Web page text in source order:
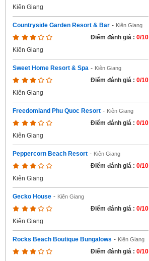
Kiên Giang
Countryside Garden Resort & Bar - Kiên Giang
Điểm đánh giá : 0/10
Kiên Giang
Sweet Home Resort & Spa - Kiên Giang
Điểm đánh giá : 0/10
Kiên Giang
Freedomland Phu Quoc Resort - Kiên Giang
Điểm đánh giá : 0/10
Kiên Giang
Peppercorn Beach Resort - Kiên Giang
Điểm đánh giá : 0/10
Kiên Giang
Gecko House - Kiên Giang
Điểm đánh giá : 0/10
Kiên Giang
Rocks Beach Boutique Bungalows - Kiên Giang
Điểm đánh giá : 0/10